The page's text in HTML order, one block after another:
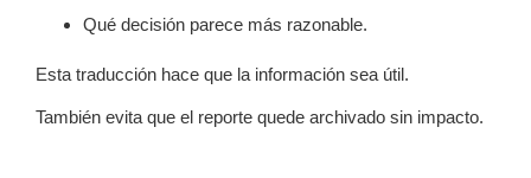
Qué decisión parece más razonable.
Esta traducción hace que la información sea útil.
También evita que el reporte quede archivado sin impacto.